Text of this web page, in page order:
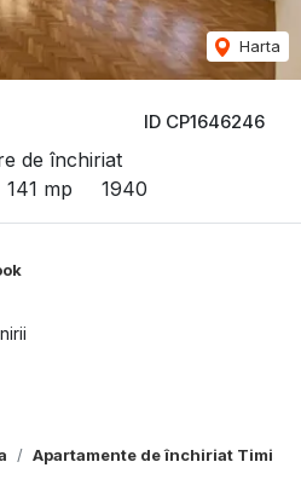
ID CP1646246
de închiriat
141 mp 1940
Harta
Apartamente de închiriat